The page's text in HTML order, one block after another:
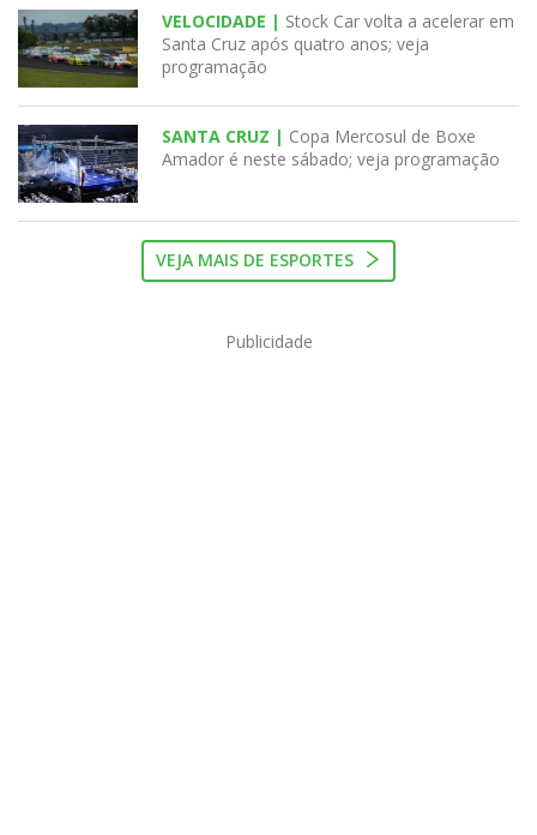
VELOCIDADE | Stock Car volta a acelerar em
Santa Cruz após quatro anos; veja
programação
SANTA CRUZ | Copa Mercosul de Boxe
Amador é neste sábado; veja programação
VEJA MAIS DE ESPORTES
Publicidade